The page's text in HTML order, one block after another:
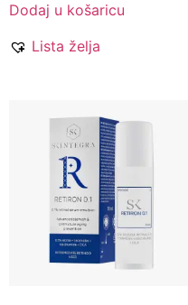
Dodaj u košaricu
Lista želja